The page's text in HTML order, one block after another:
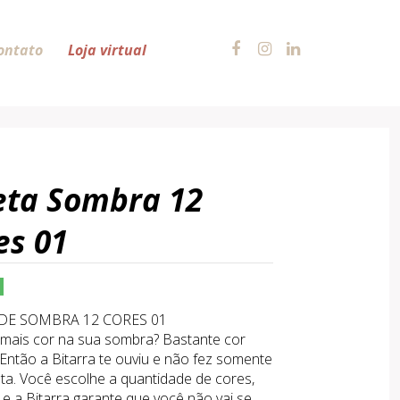
Loja virtual
Sombra 12
01
SOMBRA 12 CORES 01
cor na sua sombra? Bastante cor
a Bitarra te ouviu e não fez somente
Você escolhe a quantidade de cores,